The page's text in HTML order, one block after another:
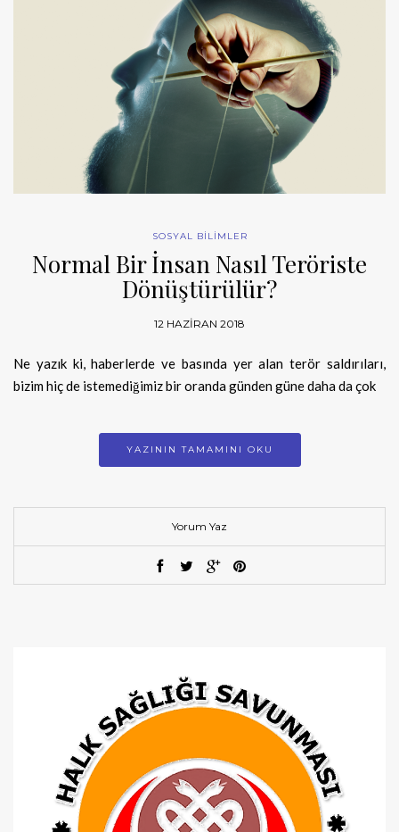
SOSYAL BİLİMLER
Normal Bir İnsan Nasıl Teröriste
Dönüştürülür?
12 HAZIRAN 2018
Ne yazık ki, haberlerde ve basında yer alan terör saldırıları,
bizim hiç de istemediğimiz bir oranda günden güne daha da çok
YAZININ TAMAMINI OKU
Yorum Yaz